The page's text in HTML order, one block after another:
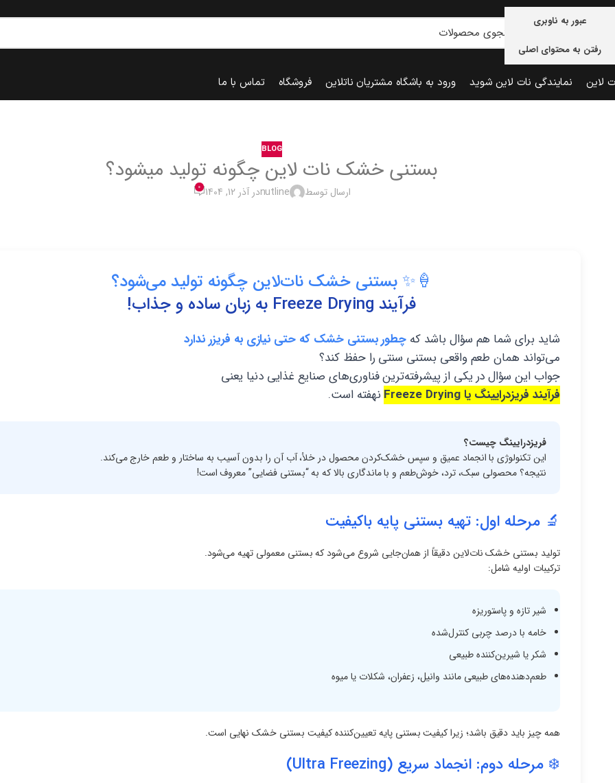
عبور به ناوبری
رفتن به محتوای اصلی
لاین نمایندگی نات لاین شوید ورود به باشگاه مشتریان ناتلاین فروشگاه تماس با ما
BLOG
بستنی خشک نات لاین چگونه تولید میشود؟
ارسال توسط nutlineدر آذر 12, 1404 0
🍦✨ بستنی خشک نات‌لاین چگونه تولید می‌شود؟
فرآیند Freeze Drying به زبان ساده و جذاب!
شاید برای شما هم سؤال باشد که چطور بستنی خشک که حتی نیازی به فریزر ندارد
می‌تواند همان طعم واقعی بستنی سنتی را حفظ کند؟
جواب این سؤال در یکی از پیشرفته‌ترین فناوری‌های صنایع غذایی دنیا یعنی
فرآیند فریزدرایینگ یا Freeze Drying
نهفته است.
فریزدرایینگ چیست؟
این تکنولوژی با انجماد عمیق و سپس خشک‌کردن محصول در خلأ، آب آن را بدون آسیب به ساختار و طعم خارج می‌کند.
نتیجه؟ محصولی سبک، ترد، خوش‌طعم و با ماندگاری بالا که به “بستنی فضایی” معروف است!
🔬 مرحله اول: تهیه بستنی پایه باکیفیت
تولید بستنی خشک نات‌لاین دقیقاً از همان‌جایی شروع می‌شود که بستنی معمولی تهیه می‌شود.
ترکیبات اولیه شامل:
شیر تازه و پاستوریزه
خامه با درصد چربی کنترل‌شده
شکر یا شیرین‌کننده طبیعی
طعم‌دهنده‌های طبیعی مانند وانیل، زعفران، شکلات یا میوه
همه چیز باید دقیق باشد؛ زیرا کیفیت بستنی پایه تعیین‌کننده کیفیت بستنی خشک نهایی است.
❄️ مرحله دوم: انجماد سریع (Ultra Freezing)